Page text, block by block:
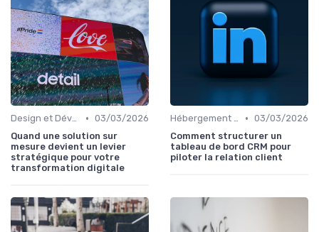
Design et Développement Web • 03/03/2026
Quand une solution sur
mesure devient un levier
stratégique pour votre
transformation digitale
Hébergement et Maintenance Web • 03/03/2026
Comment structurer un
tableau de bord CRM pour
piloter la relation client